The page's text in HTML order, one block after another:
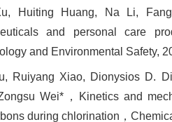
Huiting Huang, Na Li,
and personal care
and Environmental Safety,
Ruiyang Xiao, Dionysios D.
Wei*，Kinetics and
during chlorination，